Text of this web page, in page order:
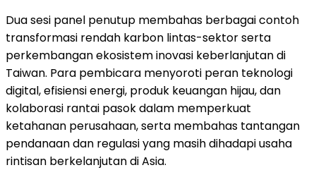
Dua sesi panel penutup membahas berbagai contoh
transformasi rendah karbon lintas-sektor serta
perkembangan ekosistem inovasi keberlanjutan di
Taiwan. Para pembicara menyoroti peran teknologi
digital, efisiensi energi, produk keuangan hijau, dan
kolaborasi rantai pasok dalam memperkuat
ketahanan perusahaan, serta membahas tantangan
pendanaan dan regulasi yang masih dihadapi usaha
rintisan berkelanjutan di Asia.